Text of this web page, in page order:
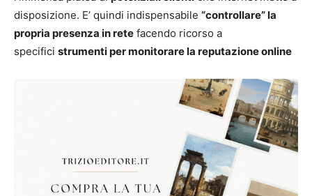
disposizione. E’ quindi indispensabile “controllare” la
propria presenza in rete facendo ricorso a
specifici strumenti per monitorare la reputazione online